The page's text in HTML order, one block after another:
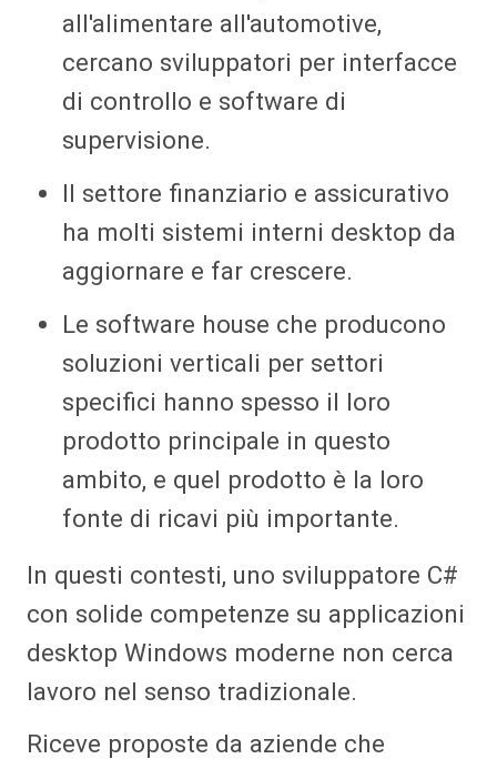
all'alimentare all'automotive,
cercano sviluppatori per interfacce
di controllo e software di
supervisione.
Il settore finanziario e assicurativo
ha molti sistemi interni desktop da
aggiornare e far crescere.
Le software house che producono
soluzioni verticali per settori
specifici hanno spesso il loro
prodotto principale in questo
ambito, e quel prodotto è la loro
fonte di ricavi più importante.
In questi contesti, uno sviluppatore C#
con solide competenze su applicazioni
desktop Windows moderne non cerca
lavoro nel senso tradizionale.
Riceve proposte da aziende che